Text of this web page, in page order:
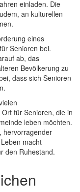
einladen. Die
an kulturellen
eines
Senioren bei.
ab, das
Bevölkerung zu
dass sich Senioren
für Senioren, die in
leben möchten.
hervorragender
macht
den Ruhestand.